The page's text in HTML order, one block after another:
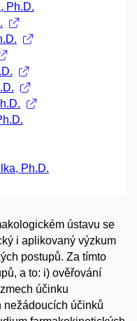
Ph.D.
Ph.D.
ústavu se
i aplikovaný výzkum
postupů. Za tímto
a to: i) ověřování
účinku
nežádoucích účinků